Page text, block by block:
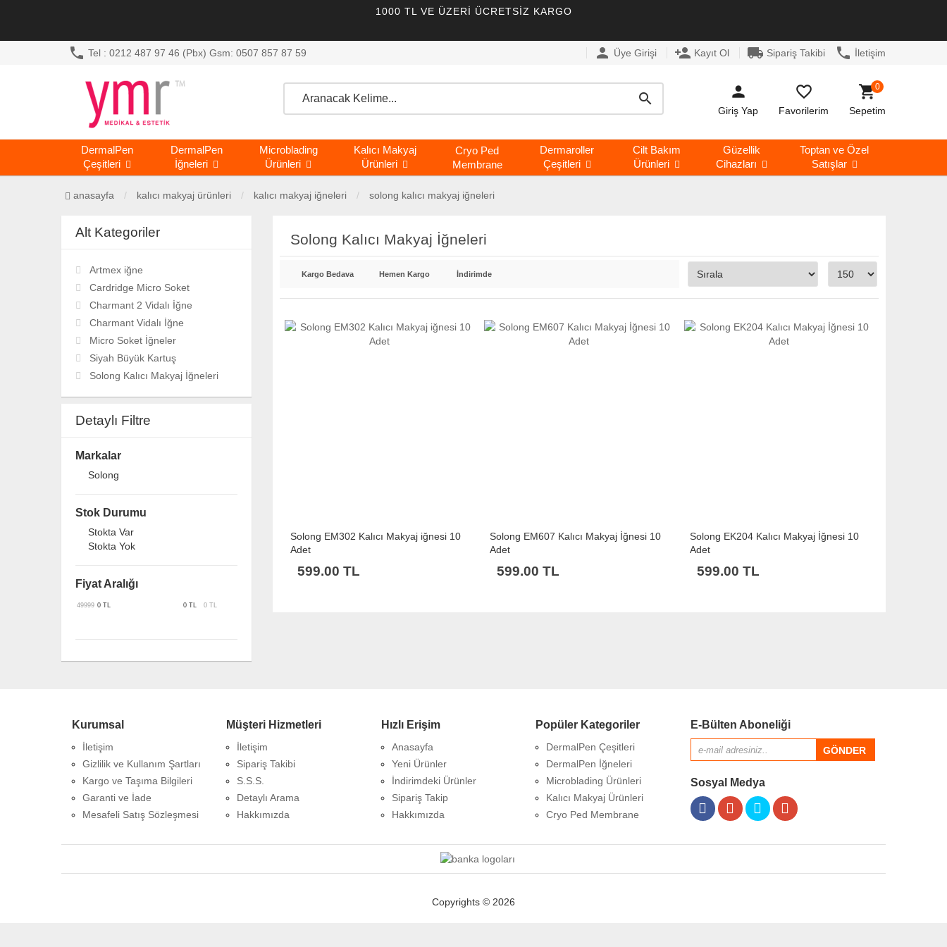
1000 TL VE ÜZERİ ÜCRETSİZ KARGO
phone Tel : 0212 487 97 46 (Pbx) Gsm: 0507 857 87 59 person Üye Girişi person_add Kayıt Ol local_shipping Sipariş Takibi phone İletişim
search person
Giriş Yap
favorite_border
Favorilerim
shopping_cart
Sepetim
0
DermalPen
Çeşitleri
DermalPen
İğneleri
Microblading
Ürünleri
Kalıcı Makyaj
Ürünleri
Cryo Ped
Membrane
Dermaroller
Çeşitleri
Cilt Bakım
Ürünleri
Güzellik
Cihazları
Toptan ve Özel
Satışlar
anasayfa kalıcı makyaj ürünleri kalıcı makyaj i̇ğneleri solong kalıcı makyaj i̇ğneleri
Alt Kategoriler
Artmex iğne
Cardridge Micro Soket
Charmant 2 Vidalı İğne
Charmant Vidalı İğne
Micro Soket İğneler
Siyah Büyük Kartuş
Solong Kalıcı Makyaj İğneleri
Detaylı Filtre
Markalar
Solong
Stok Durumu
Stokta Var
Stokta Yok
Fiyat Aralığı
49999 0TL
0 TL 0TL
Solong Kalıcı Makyaj İğneleri
Kargo Bedava Hemen Kargo İndirimde
Solong EM302 Kalıcı Makyaj iğnesi 10
Adet
599.00 TL
Solong EM607 Kalıcı Makyaj İğnesi 10
Adet
599.00 TL
Solong EK204 Kalıcı Makyaj İğnesi 10
Adet
599.00 TL
Kurumsal
İletişim
Gizlilik ve Kullanım Şartları
Kargo ve Taşıma Bilgileri
Garanti ve İade
Mesafeli Satış Sözleşmesi
Müşteri Hizmetleri
İletişim
Sipariş Takibi
S.S.S.
Detaylı Arama
Hakkımızda
Hızlı Erişim
Anasayfa
Yeni Ürünler
İndirimdeki Ürünler
Sipariş Takip
Hakkımızda
Popüler Kategoriler
DermalPen Çeşitleri
DermalPen İğneleri
Microblading Ürünleri
Kalıcı Makyaj Ürünleri
Cryo Ped Membrane
E-Bülten Aboneliği
Sosyal Medya
Copyrights © 2026